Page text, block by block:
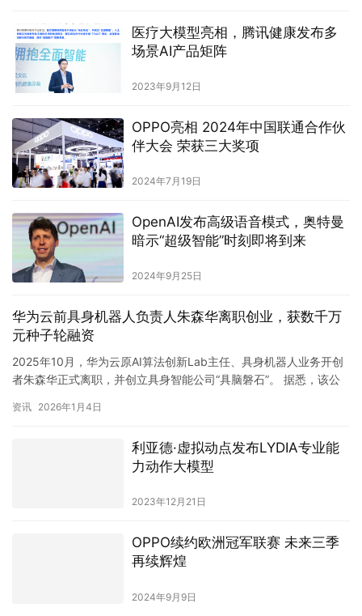
医疗大模型亮相，腾讯健康发布多
场景AI产品矩阵
2023年9月12日
OPPO亮相 2024年中国联通合作伙
伴大会 荣获三大奖项
2024年7月19日
OpenAI发布高级语音模式，奥特曼
暗示“超级智能”时刻即将到来
2024年9月25日
华为云前具身机器人负责人朱森华离职创业，获数千万
元种子轮融资
2025年10月，华为云原AI算法创新Lab主任、具身机器人业务开创
者朱森华正式离职，并创立具身智能公司“具脑磐石”。 据悉，该公
资讯 2026年1月4日
利亚德·虚拟动点发布LYDIA专业能
力动作大模型
2023年12月21日
OPPO续约欧洲冠军联赛 未来三季
再续辉煌
2024年9月9日